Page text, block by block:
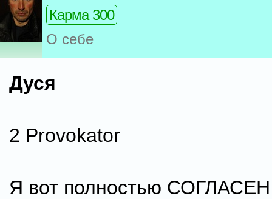
Карма 300
О себе
Дуся
2 Provokator
Я вот полностью